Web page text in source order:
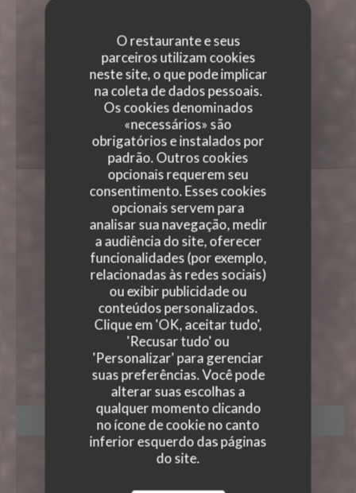
O restaurante e seus
parceiros utilizam cookies
neste site, o que pode implicar
na coleta de dados pessoais.
Os cookies denominados
«necessários» são
obrigatórios e instalados por
padrão. Outros cookies
opcionais requerem seu
consentimento. Esses cookies
opcionais servem para
analisar sua navegação, medir
a audiência do site, oferecer
funcionalidades (por exemplo,
relacionadas às redes sociais)
ou exibir publicidade ou
conteúdos personalizados.
Clique em 'OK, aceitar tudo',
'Recusar tudo' ou
'Personalizar' para gerenciar
suas preferências. Você pode
alterar suas escolhas a
qualquer momento clicando
no ícone de cookie no canto
inferior esquerdo das páginas
do site.
CHEMS EDDINE
|LIÈGE
RESERVAR UMA MESA